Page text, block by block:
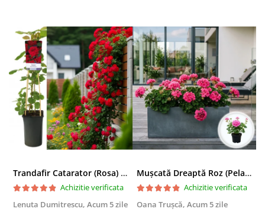
Trandafir Catarator (Rosa) Red Climber - 75cm
Achizitie verificata
Lenuta Dumitrescu, Acum 5 zile
Mușcată Dreaptă Roz (Pelargonium Zonale)
Achizitie verificata
Oana Trușcă, Acum 5 zile